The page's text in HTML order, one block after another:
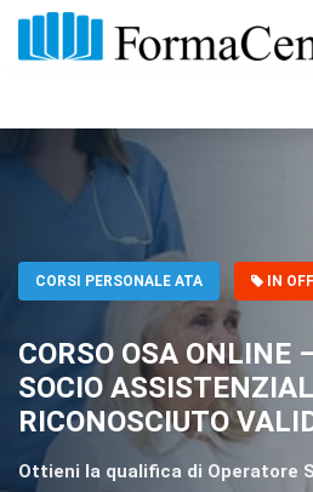
CORSI PERSONALE ATA IN
CORSO OSA ONLINE
SOCIO
RICONOSCIUTO
Ottieni la qualifica di Operatore